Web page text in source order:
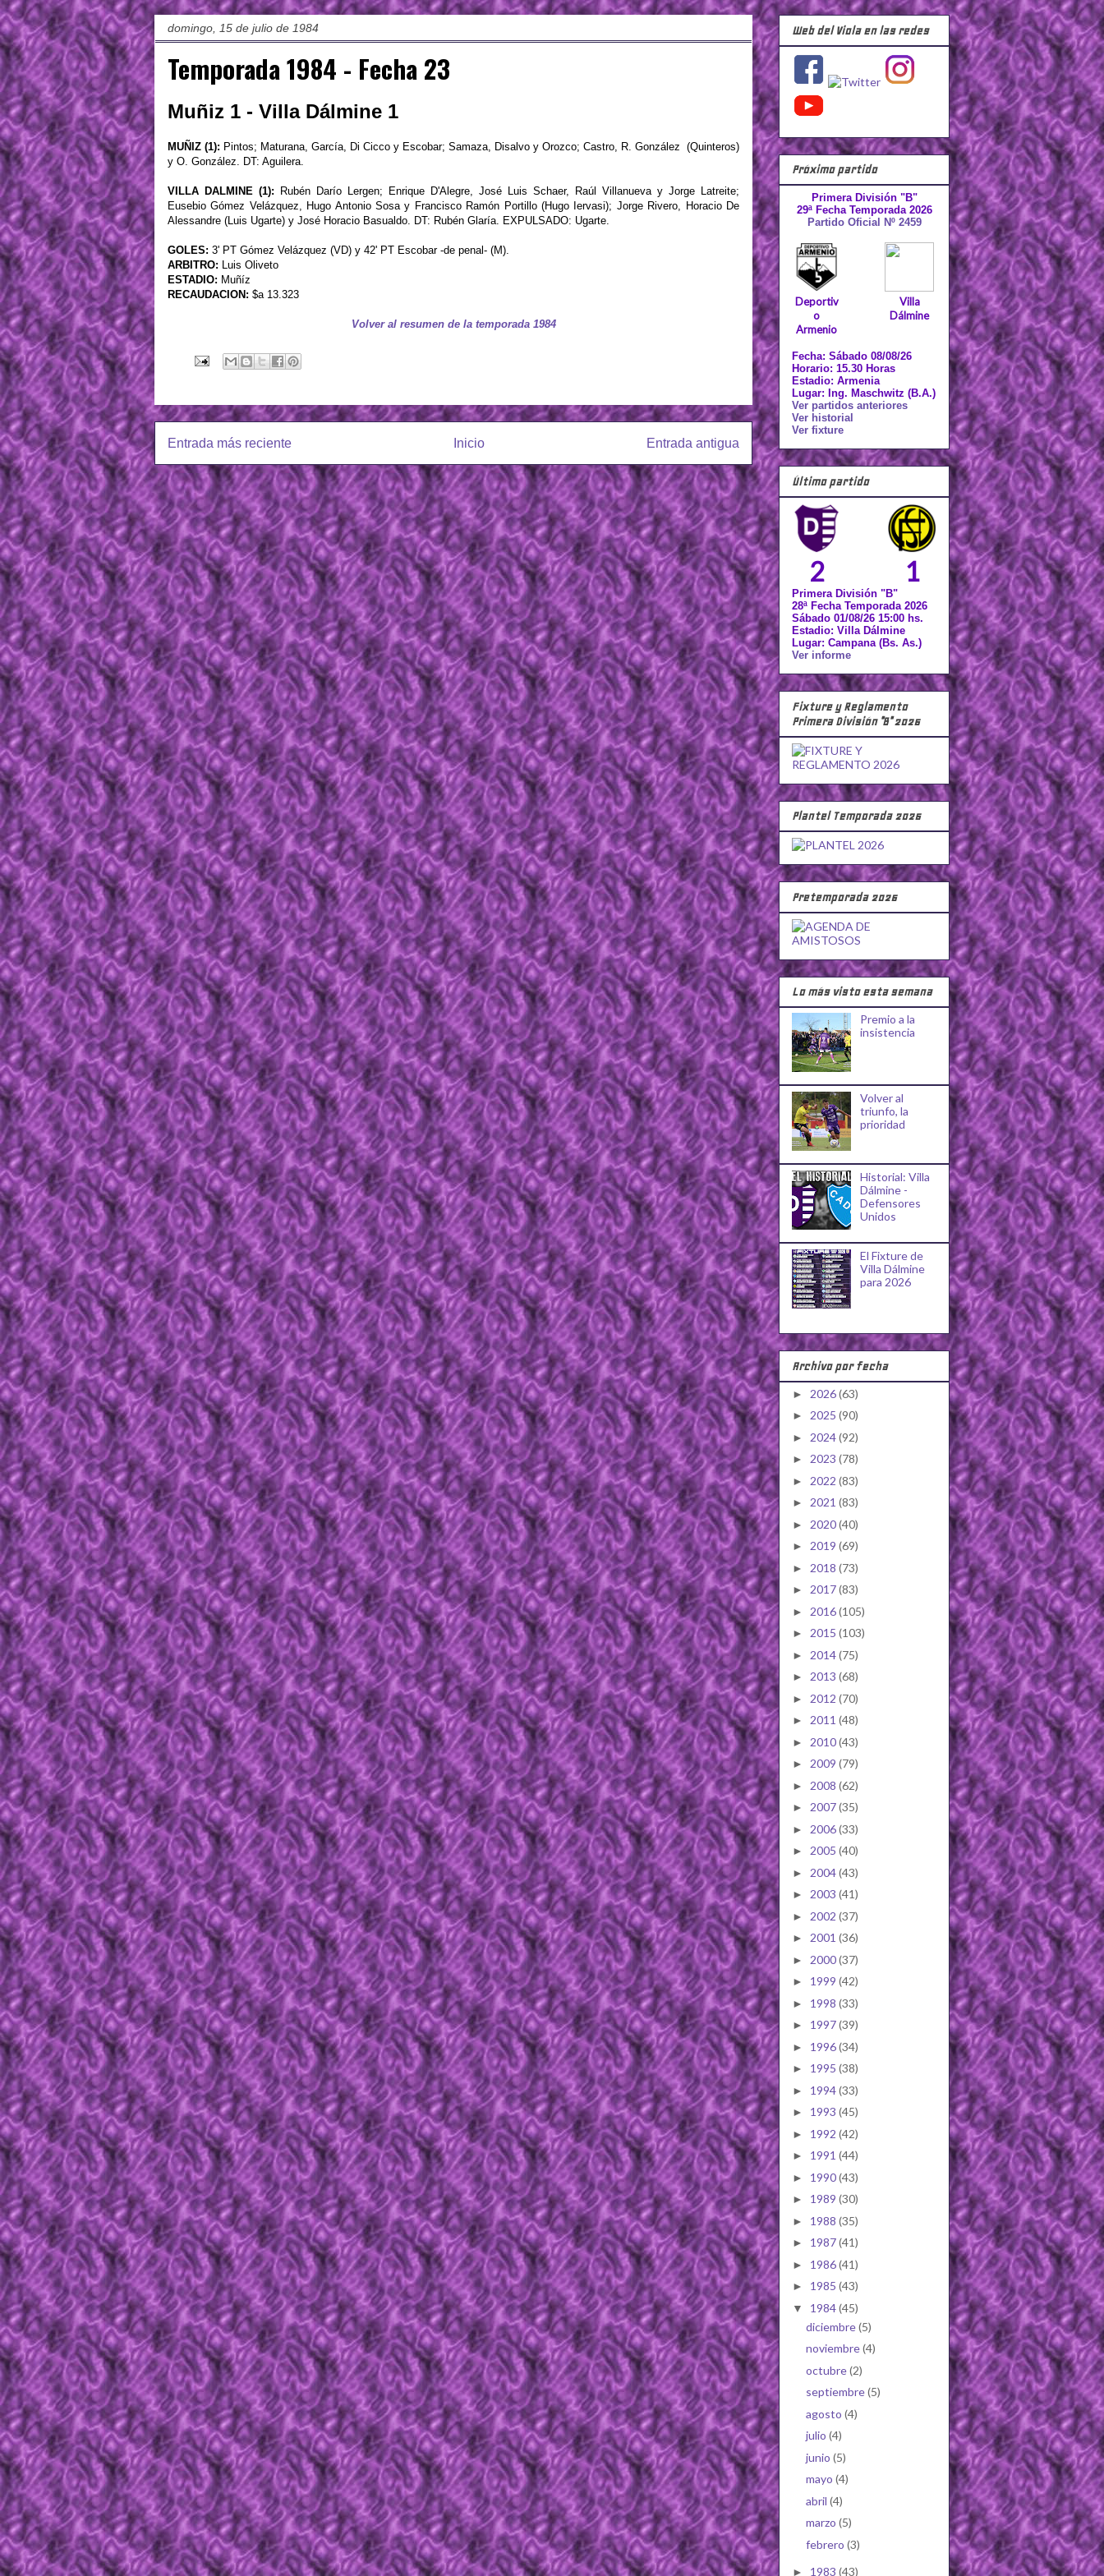
domingo, 15 de julio de 1984
Temporada 1984 - Fecha 23
Muñiz 1 - Villa Dálmine 1
MUÑIZ (1): Pintos; Maturana, García, Di Cicco y Escobar; Samaza, Disalvo y Orozco; Castro, R. González (Quinteros)
y O. González. DT: Aguilera.
VILLA DALMINE (1): Rubén Darío Lergen; Enrique D'Alegre, José Luis Schaer, Raúl Villanueva y Jorge Latreite;
Eusebio Gómez Velázquez, Hugo Antonio Sosa y Francisco Ramón Portillo (Hugo Iervasi); Jorge Rivero, Horacio De
Alessandre (Luis Ugarte) y José Horacio Basualdo. DT: Rubén Glaría. EXPULSADO: Ugarte.
GOLES: 3' PT Gómez Velázquez (VD) y 42' PT Escobar -de penal- (M).
ARBITRO: Luis Oliveto
ESTADIO: Muñíz
RECAUDACION: $a 13.323
Volver al resumen de la temporada 1984
Entrada más reciente Entrada antigua
Inicio
Web del Viola en las redes
Próximo partido
Primera División "B"
29ª Fecha Temporada 2026
Partido Oficial Nº 2459
Deportiv
o
Armenio
Villa
Dálmine
Fecha: Sábado 08/08/26
Horario: 15.30 Horas
Estadio: Armenia
Lugar: Ing. Maschwitz (B.A.)
Ver partidos anteriores
Ver historial
Ver fixture
Último partido
2 1
Primera División "B"
28ª Fecha Temporada 2026
Sábado 01/08/26 15:00 hs.
Estadio: Villa Dálmine
Lugar: Campana (Bs. As.)
Ver informe
Fixture y Reglamento
Primera División "B" 2026
Plantel Temporada 2026
Pretemporada 2026
Lo más visto esta semana
Premio a la
insistencia
Volver al
triunfo, la
prioridad
Historial: Villa
Dálmine -
Defensores
Unidos
El Fixture de
Villa Dálmine
para 2026
Archivo por fecha
► 2026(63)
► 2025 (90)
► 2024(92)
► 2023 (78)
► 2022 (83)
► 2021 (83)
► 2020(40)
► 2019 (69)
► 2018 (73)
► 2017(83)
► 2016(105)
► 2015 (103)
► 2014(75)
► 2013 (68)
► 2012 (70)
► 2011 (48)
► 2010(43)
► 2009 (79)
► 2008 (62)
► 2007(35)
► 2006(33)
► 2005 (40)
► 2004(43)
► 2003 (41)
► 2002 (37)
► 2001 (36)
► 2000(37)
► 1999 (42)
► 1998 (33)
► 1997(39)
► 1996(34)
► 1995 (38)
► 1994(33)
► 1993 (45)
► 1992 (42)
► 1991 (44)
► 1990(43)
► 1989 (30)
► 1988 (35)
► 1987(41)
► 1986(41)
► 1985 (43)
▼ 1984(45)
diciembre(5)
noviembre(4)
octubre(2)
septiembre(5)
agosto (4)
julio (4)
junio (5)
mayo (4)
abril (4)
marzo (5)
febrero (3)
► 1983 (43)